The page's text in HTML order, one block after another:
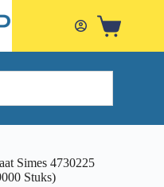
Shopping
Simes 4730225
Stuks)